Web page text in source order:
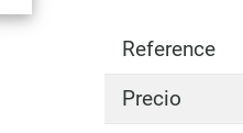
Reference
Precio